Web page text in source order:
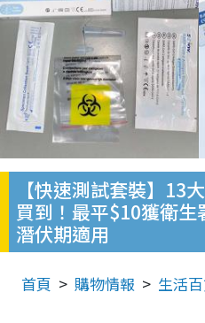
【快速測試套裝】13
買到！最平$10獲衛
潛伏期適用
首頁 購物情報 生活